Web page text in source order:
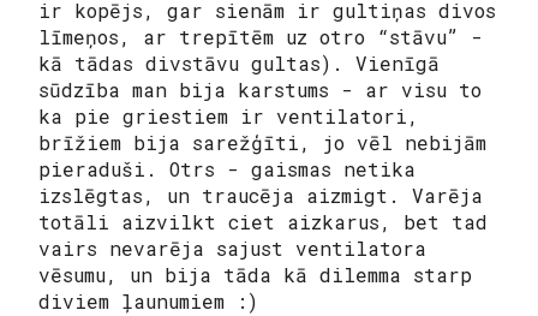
ir kopējs, gar sienām ir gultiņas divos
līmeņos, ar trepītēm uz otro “stāvu” -
kā tādas divstāvu gultas). Vienīgā
sūdzība man bija karstums - ar visu to
ka pie griestiem ir ventilatori,
brīžiem bija sarežģīti, jo vēl nebijām
pieraduši. Otrs - gaismas netika
izslēgtas, un traucēja aizmigt. Varēja
totāli aizvilkt ciet aizkarus, bet tad
vairs nevarēja sajust ventilatora
vēsumu, un bija tāda kā dilemma starp
diviem ļaunumiem :)